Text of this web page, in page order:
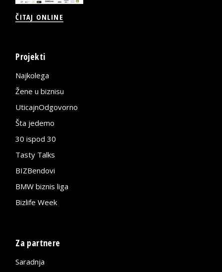
ČITAJ ONLINE
Projekti
Najkolega
Žene u biznisu
UticajnOdgovorno
Šta jedemo
30 ispod 30
Tasty Talks
BIZBendovi
BMW biznis liga
Bizlife Week
Za partnere
Saradnja